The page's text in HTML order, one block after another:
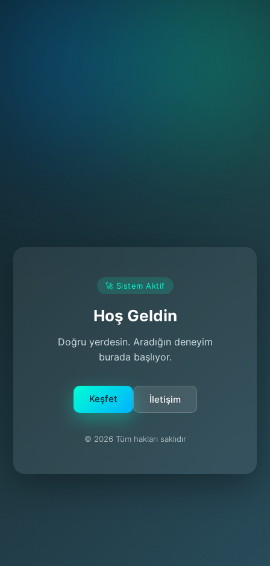
🚀 Sistem Aktif
Hoş Geldin
Doğru yerdesin. Aradığın deneyim
burada başlıyor.
Keşfet İletişim
© 2026 Tüm hakları saklıdır